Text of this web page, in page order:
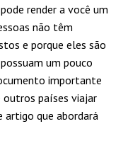
render a você um
não têm
e porque eles são
um pouco
importante
outros países viajar
que abordará